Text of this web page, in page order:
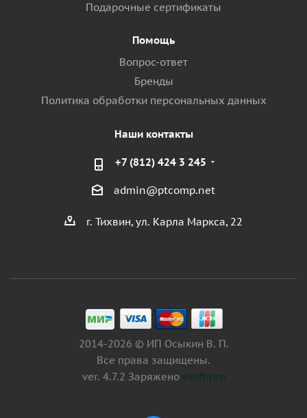
Подарочные сертификаты
Помощь
Вопрос-ответ
Бренды
Политика обработки персональных данных
Наши контакты
+7 (812) 424 3 245
admin@ptcomp.net
г. Тихвин, ул. Карла Маркса, 22
2014-2026 © ИП Осыкин В. П.
Все права защищены.
ver. 4.7.2 Заряжено vsoft.pro